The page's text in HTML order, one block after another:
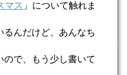
マス 」について触れま
るんだけど、あんなち
で、もう少し書いて